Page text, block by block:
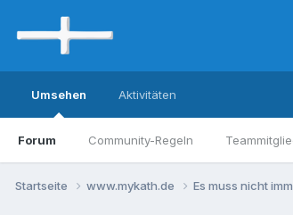
Umsehen
Forum Community-Regeln
Aktivitäten
Startseite www.mykath.de Es muss nicht